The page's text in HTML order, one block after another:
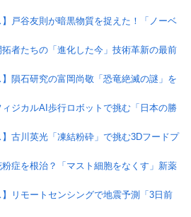
】戸谷友則が暗黒物質を捉えた！「ノーベ
拓者たちの「進化した今」技術革新の最前
】隕石研究の富岡尚敬「恐竜絶滅の謎」を
ィジカルAI歩行ロボットで挑む「日本の勝
】古川英光「凍結粉砕」で挑む3Dフードプ
粉症を根治？「マスト細胞をなくす」新薬
】リモートセンシングで地震予測「3日前